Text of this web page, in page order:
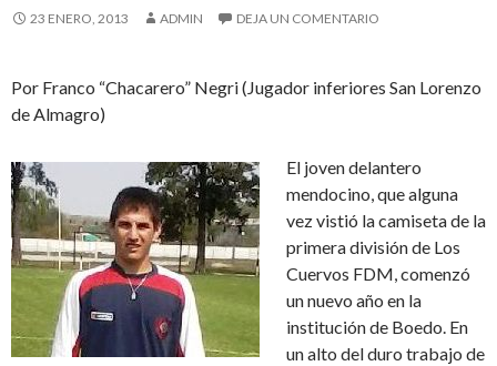
23 ENERO, 2013 ADMIN DEJA UN COMENTARIO
Por Franco “Chacarero” Negri (Jugador inferiores San Lorenzo
de Almagro)
El joven delantero
mendocino, que alguna
vez vistió la camiseta de la
primera división de Los
Cuervos FDM, comenzó
un nuevo año en la
institución de Boedo. En
un alto del duro trabajo de